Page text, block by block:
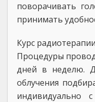
поворачивать
принимать
Курс
Процедуры
дней в неделю.
облучения
индивидуально